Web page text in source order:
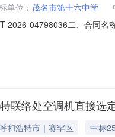
单位： 茂名市第十六中学
2026-04798036二、合同
一125房、126房联系方式
联络处空调机直接选
和浩特市｜赛罕区
中标